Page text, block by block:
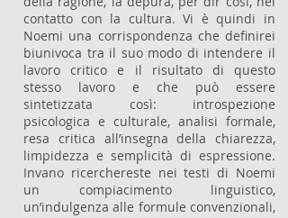
contatto con la cultura. Vi è quindi in
Noemi una corrispondenza che definirei
biunivoca tra il suo modo di intendere il
lavoro critico e il risultato di questo
stesso lavoro e che può essere
sintetizzata così: introspezione
psicologica e culturale, analisi formale,
resa critica all’insegna della chiarezza,
limpidezza e semplicità di espressione.
Invano ricerchereste nei testi di Noemi
un compiacimento linguistico,
un’indulgenza alle formule convenzionali,